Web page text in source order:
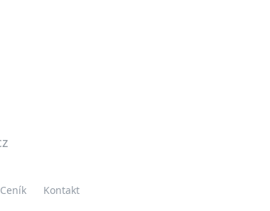
Ceník Kontakt